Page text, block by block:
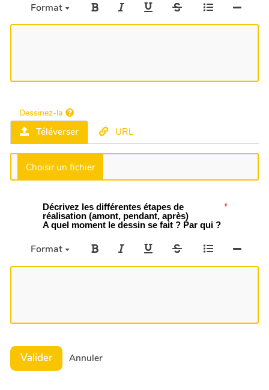
Format
Dessinez-la
Téléverser URL
Décrivez les différentes étapes de
réalisation (amont, pendant, après)
A quel moment le dessin se fait ? Par qui ?
Format
Valider Annuler